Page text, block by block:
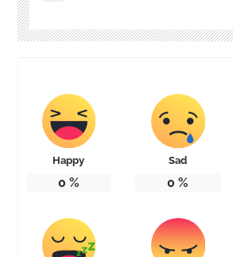
Happy
0 %
Sad
0 %